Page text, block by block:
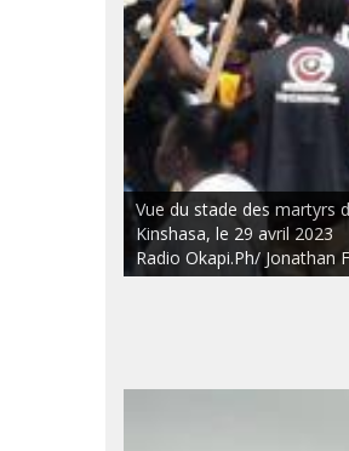
Vue du stade des martyrs
Kinshasa, le 29 avril 2023
Radio Okapi.Ph/ Jonathan